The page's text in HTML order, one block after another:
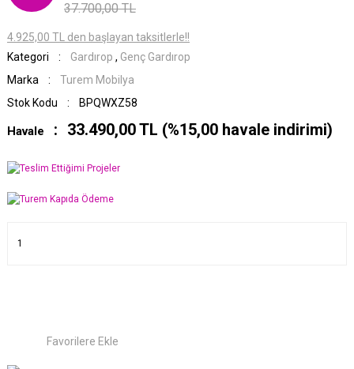
37.700,00 TL
4.925,00 TL den başlayan taksitlerle!!
Kategori
Gardırop , Genç Gardırop
Marka
Turem Mobilya
Stok Kodu
BPQWXZ58
Havale 33.490,00 TL (%15,00 havale indirimi)